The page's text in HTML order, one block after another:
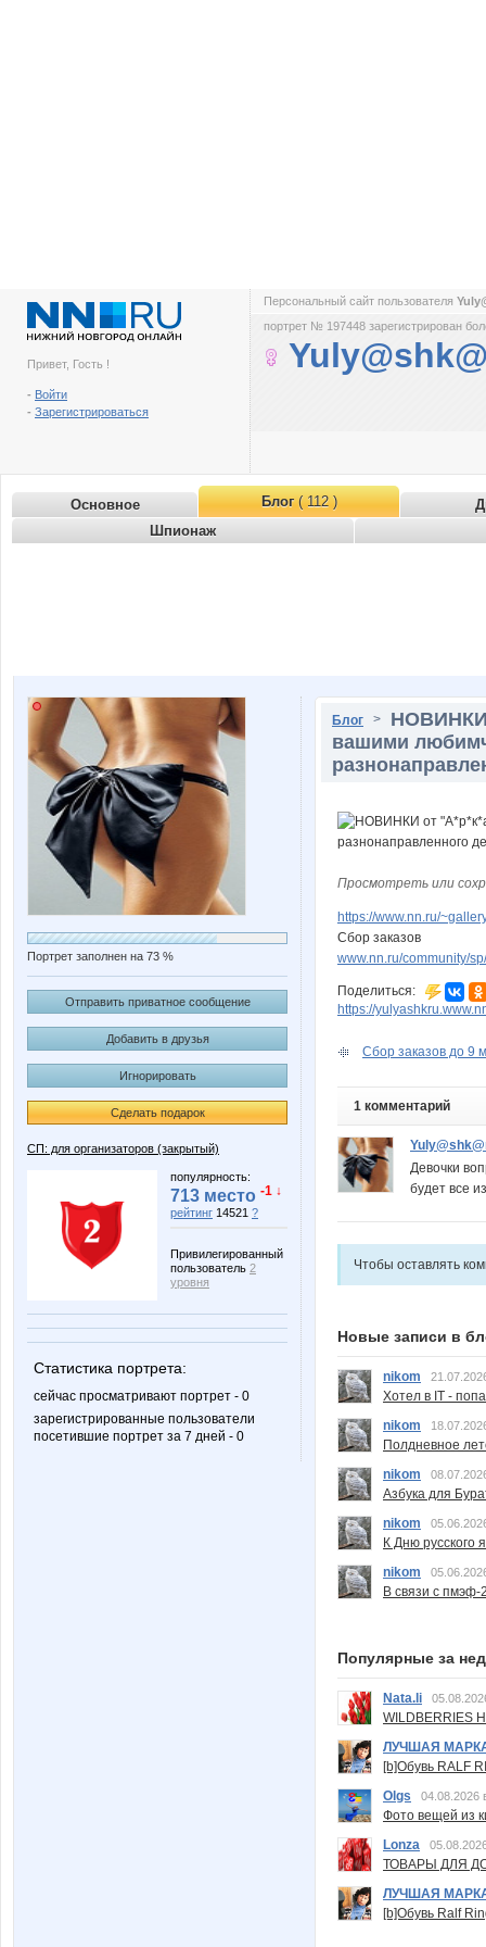
Привет, Гость !
- Войти
- Зарегистрироваться
Персональный сайт пользователя
портрет № 197448 зарегистрирован
Основное Блог( 112 )
Шпионаж
Портрет заполнен на 73 %
Отправить приватное сообщение
Добавить в друзья
Игнорировать
Сделать подарок
СП: для организаторов (закрытый)
популярность:
713 место -1 ↓
рейтинг 14521 ?
Привилегированный
пользователь 2
уровня
Статистика портрета:
сейчас просматривают портрет - 0
зарегистрированные пользователи
посетившие портрет за 7 дней - 0
Блог > НОВИНКИ
вашими
Просмотреть или
https://www.nn.ru/
Сбор заказов
www.nn.ru/community/
Поделиться:
https://
Сбор заказов до 9
1 комментарий
Девочки
будет все
Чтобы оставлять
Новые записи в
nikom
Хотел в IT -
nikom
Полдневное
nikom
Азбука для
nikom
К Дню русского
nikom
В связи с пмэф-
Популярные за
Nata.li
ЛУЧШАЯ
[b]Обувь RALF
Olgs
04.08.2026
Фото вещей из
Lonza
ТОВАРЫ ДЛЯ
ЛУЧШАЯ
[b]Обувь Ralf